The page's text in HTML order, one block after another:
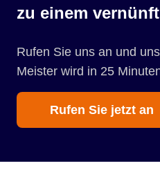
zu einem
Rufen Sie uns an und
Meister wird in 25
Rufen Sie jetzt an